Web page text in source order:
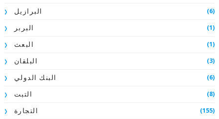
البرازيل (6)
البربر (1)
البعث (1)
البلقان (3)
البنك الدولي (6)
التبت (8)
التجارة (155)